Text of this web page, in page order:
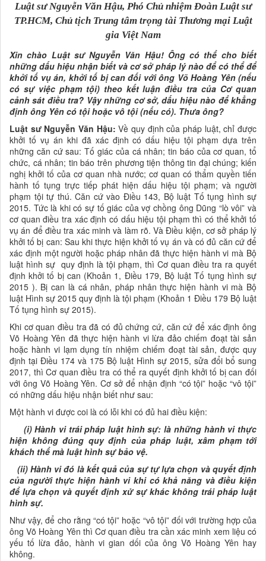
Luật sư Nguyễn Văn Hậu, Phó Chủ nhiệm Đoàn Luật sư
TP.HCM, Chủ tịch Trung tâm trọng tài Thương mại Luật
gia Việt Nam
Xin chào Luật sư Nguyễn Văn Hậu! Ông có thể cho biết
những dấu hiệu nhận biết và cơ sở pháp lý nào để có thể để
khởi tố vụ án, khởi tố bị can đối với ông Võ Hoàng Yên (nếu
có sự việc phạm tội) theo kết luận điều tra của Cơ quan
cảnh sát điều tra? Vậy những cơ sở, dấu hiệu nào để khẳng
định ông Yên có tội hoặc vô tội (nếu có). Thưa ông?
Luật sư Nguyễn Văn Hậu: Về quy định của pháp luật, chỉ được
khởi tố vụ án khi đã xác định có dấu hiệu tội phạm dựa trên
những căn cứ sau: Tố giác của cá nhân; tin báo của cơ quan, tổ
chức, cá nhân; tin báo trên phương tiện thông tin đại chúng; kiến
nghị khởi tố của cơ quan nhà nước; cơ quan có thẩm quyền tiến
hành tố tụng trực tiếp phát hiện dấu hiệu tội phạm; và người
phạm tội tự thú. Căn cứ vào Điều 143, Bộ luật Tố tụng hình sự
2015. Tức là khi có sự tố giác của vợ chồng ông Dũng “lò vôi” và
cơ quan điều tra xác định có dấu hiệu tội phạm thì có thể khởi tố
vụ án để điều tra xác minh và làm rõ. Và Điều kiện, cơ sở pháp lý
khởi tố bị can: Sau khi thực hiện khởi tố vụ án và có đủ căn cứ để
xác định một người hoặc pháp nhân đã thực hiện hành vi mà Bộ
luật hình sự quy định là tội phạm, thì Cơ quan điều tra ra quyết
định khởi tố bị can (Khoản 1, Điều 179, Bộ luật Tố tụng hình sự
2015 ). Bị can là cá nhân, pháp nhân thực hiện hành vi mà Bộ
luật Hình sự 2015 quy định là tội phạm (Khoản 1 Điều 179 Bộ luật
Tố tụng hình sự 2015).
Khi cơ quan điều tra đã có đủ chứng cứ, căn cứ để xác định ông
Võ Hoàng Yên đã thực hiện hành vi lừa đảo chiếm đoạt tài sản
hoặc hành vi lạm dụng tín nhiệm chiếm đoạt tài sản, được quy
định tại Điều 174 và 175 Bộ luật Hình sự 2015, sửa đổi bổ sung
2017, thì Cơ quan điều tra có thể ra quyết định khởi tố bị can đối
với ông Võ Hoàng Yên. Cơ sở để nhận định “có tội” hoặc “vô tội”
có những dấu hiệu nhận biết như sau:
Một hành vi được coi là có lỗi khi có đủ hai điều kiện:
(i) Hành vi trái pháp luật hình sự: là những hành vi thực
hiện không đúng quy định của pháp luật, xâm phạm tới
khách thể mà luật hình sự bảo vệ.
(ii) Hành vi đó là kết quả của sự tự lựa chọn và quyết định
của người thực hiện hành vi khi có khả năng và điều kiện
để lựa chọn và quyết định xử sự khác không trái pháp luật
hình sự.
Như vậy, để cho rằng “có tội” hoặc “vô tội” đối với trường hợp của
ông Võ Hoàng Yên thì Cơ quan điều tra cần xác minh xem liệu có
yếu tố lừa đảo, hành vi gian dối của ông Võ Hoàng Yên hay
không.